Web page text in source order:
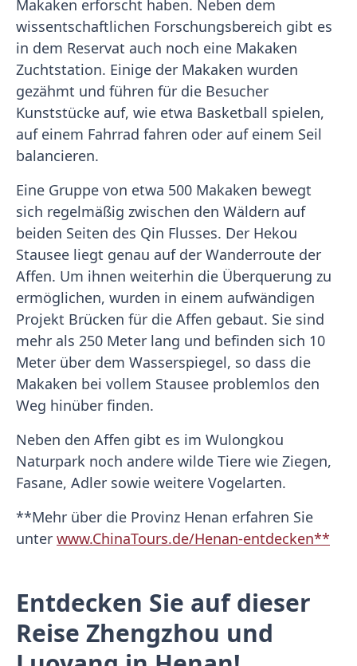
Makaken erforscht haben. Neben dem
wissentschaftlichen Forschungsbereich gibt es
in dem Reservat auch noch eine Makaken
Zuchtstation. Einige der Makaken wurden
gezähmt und führen für die Besucher
Kunststücke auf, wie etwa Basketball spielen,
auf einem Fahrrad fahren oder auf einem Seil
balancieren.
Eine Gruppe von etwa 500 Makaken bewegt
sich regelmäßig zwischen den Wäldern auf
beiden Seiten des Qin Flusses. Der Hekou
Stausee liegt genau auf der Wanderroute der
Affen. Um ihnen weiterhin die Überquerung zu
ermöglichen, wurden in einem aufwändigen
Projekt Brücken für die Affen gebaut. Sie sind
mehr als 250 Meter lang und befinden sich 10
Meter über dem Wasserspiegel, so dass die
Makaken bei vollem Stausee problemlos den
Weg hinüber finden.
Neben den Affen gibt es im Wulongkou
Naturpark noch andere wilde Tiere wie Ziegen,
Fasane, Adler sowie weitere Vogelarten.
**Mehr über die Provinz Henan erfahren Sie
unter www.ChinaTours.de/Henan-entdecken**
Entdecken Sie auf dieser
Reise Zhengzhou und